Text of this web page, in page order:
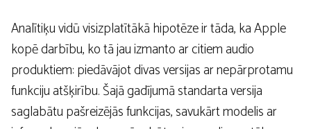
Analītiķu vidū visizplatītākā hipotēze ir tāda, ka Apple
kopē darbību, ko tā jau izmanto ar citiem audio
produktiem: piedāvājot divas versijas ar nepārprotamu
funkciju atšķirību. Šajā gadījumā standarta versija
saglabātu pašreizējās funkcijas, savukārt modelis ar